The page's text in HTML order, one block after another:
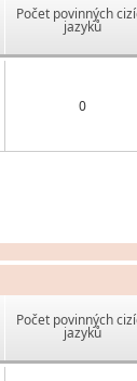
Počet povinných
jazyků
0
Počet povinných
jazyků